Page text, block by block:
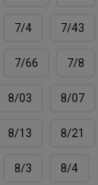
7/4 7/43
7/66 7/8
8/03 8/07
8/13 8/21
8/3 8/4